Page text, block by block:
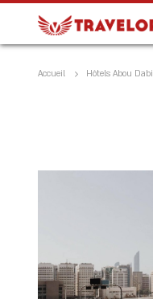
Accueil Hôtels Abou Dabi